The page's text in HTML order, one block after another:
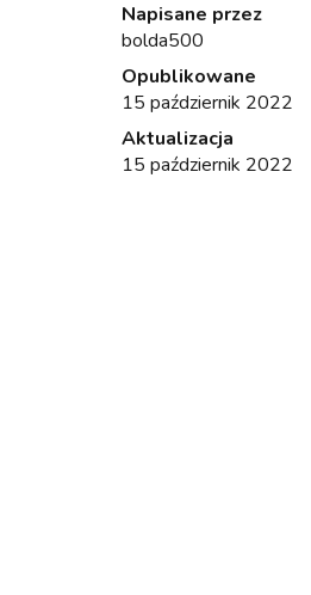
Napisane przez
bolda500
Opublikowane
15 październik 2022
Aktualizacja
15 październik 2022